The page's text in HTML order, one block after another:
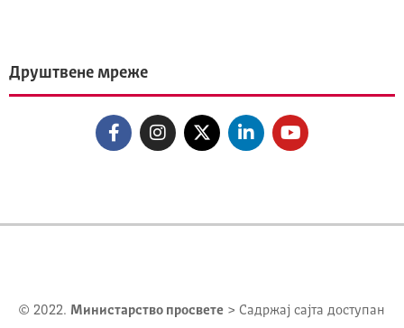
Друштвене мреже
© 2022. Министарство просвете > Садржај сајта доступан